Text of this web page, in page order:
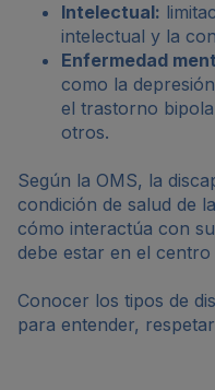
Intelectual:
intelectual y la
Enfermedad
como la
el trastorno
otros.
Según la OMS, la
condición de salud de
cómo interactúa con
debe estar en el centro
Conocer los tipos de
para entender,